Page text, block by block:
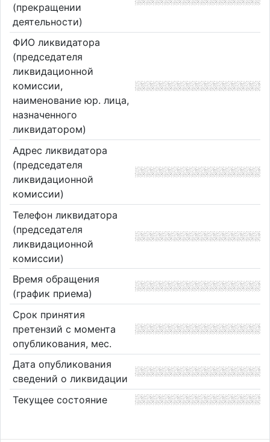
(прекращении
деятельности)
ФИО ликвидатора
(председателя
ликвидационной
комиссии,
наименование юр. лица,
назначенного
ликвидатором)
Адрес ликвидатора
(председателя
ликвидационной
комиссии)
Телефон ликвидатора
(председателя
ликвидационной
комиссии)
Время обращения
(график приема)
Срок принятия
претензий с момента
опубликования, мес.
Дата опубликования
сведений о ликвидации
Текущее состояние